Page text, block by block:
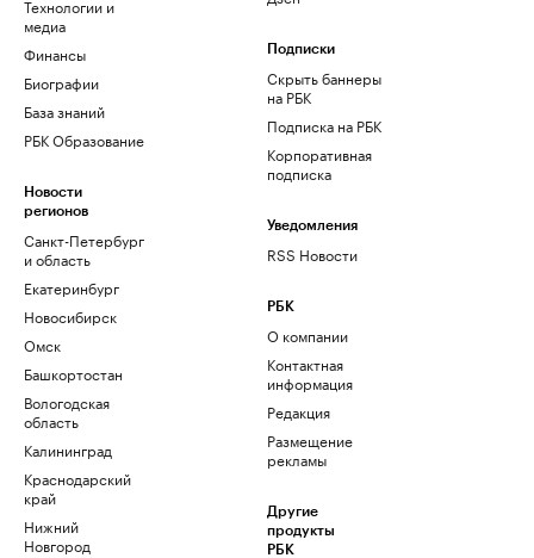
Технологии и
медиа
Финансы
Биографии
База знаний
РБК Образование
Новости
регионов
Санкт-Петербург
и область
Екатеринбург
Новосибирск
Омск
Башкортостан
Вологодская
область
Калининград
Краснодарский
край
Нижний
Новгород
Подписки
Скрыть баннеры
на РБК
Подписка на РБК
Корпоративная
подписка
Уведомления
RSS Новости
РБК
О компании
Контактная
информация
Редакция
Размещение
рекламы
Другие
продукты
РБК